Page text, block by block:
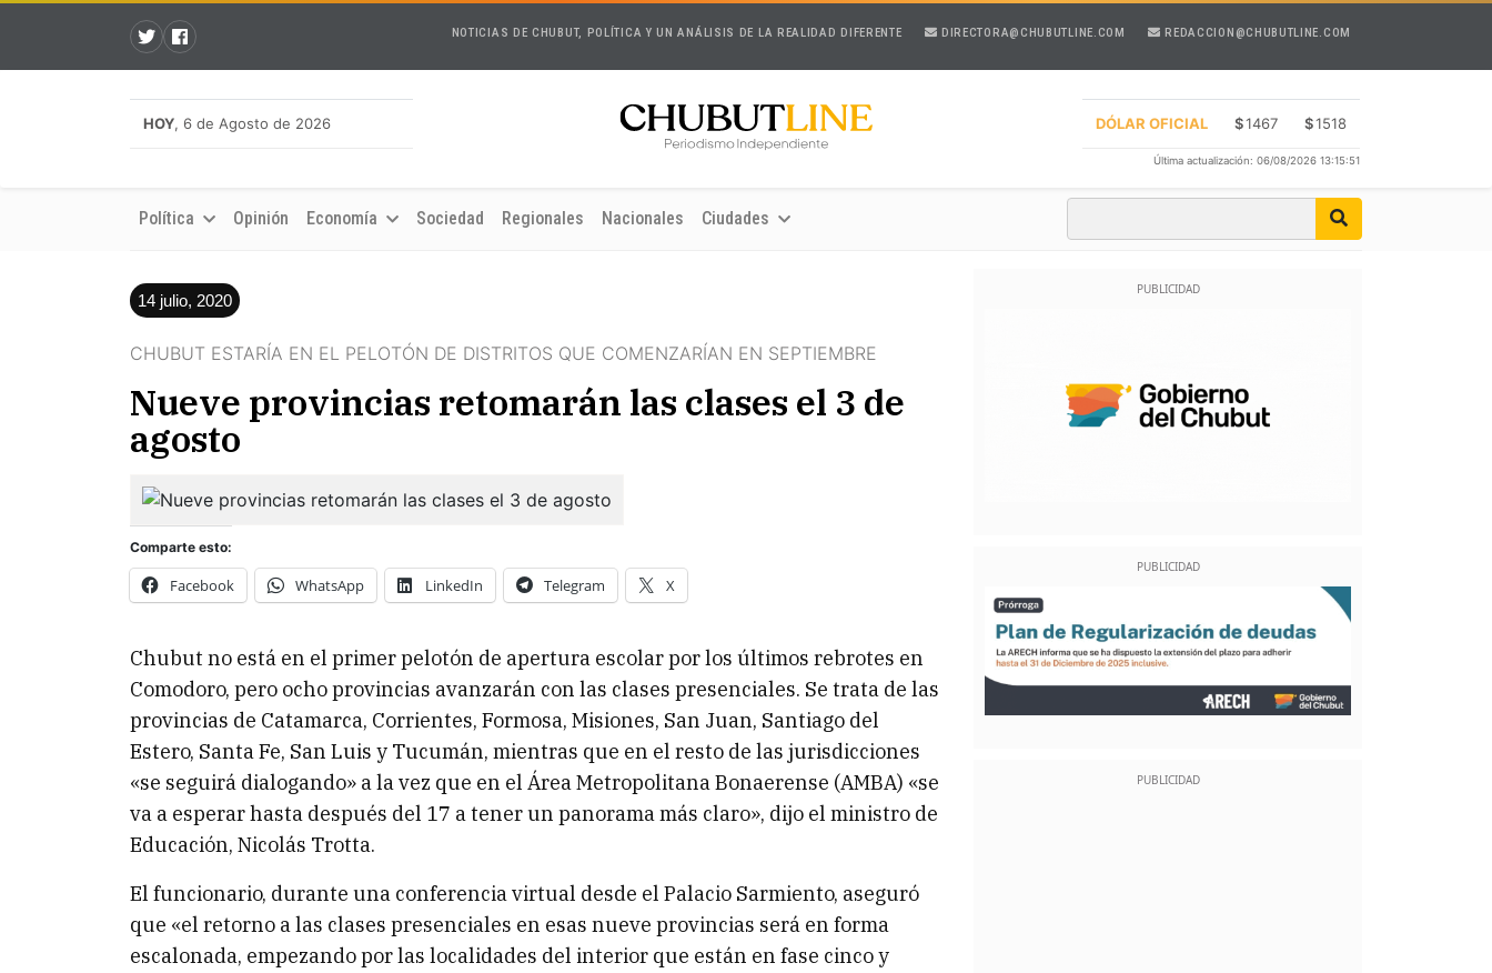
NOTICIAS DE CHUBUT, POLÍTICA Y UN ANÁLISIS DE LA REALIDAD DIFERENTE DIRECTORA@CHUBUTLINE.COM REDACCION@CHUBUTLINE.COM
HOY, 6 de Agosto de 2026 DÓLAR OFICIAL $1467 $1518
Última actualización: 06/08/2026 13:15:51
Política Opinión Economía Sociedad Regionales Nacionales Ciudades
14 julio, 2020
CHUBUT ESTARÍA EN EL PELOTÓN DE DISTRITOS QUE COMENZARÍAN EN SEPTIEMBRE
Nueve provincias retomarán las clases el 3 de
agosto
Comparte esto:
Facebook WhatsApp LinkedIn Telegram X
Chubut no está en el primer pelotón de apertura escolar por los últimos rebrotes en
Comodoro, pero ocho provincias avanzarán con las clases presenciales. Se trata de las
provincias de Catamarca, Corrientes, Formosa, Misiones, San Juan, Santiago del
Estero, Santa Fe, San Luis y Tucumán, mientras que en el resto de las jurisdicciones
«se seguirá dialogando» a la vez que en el Área Metropolitana Bonaerense (AMBA) «se
va a esperar hasta después del 17 a tener un panorama más claro», dijo el ministro de
Educación, Nicolás Trotta.
El funcionario, durante una conferencia virtual desde el Palacio Sarmiento, aseguró
que «el retorno a las clases presenciales en esas nueve provincias será en forma
escalonada, empezando por las localidades del interior que están en fase cinco y